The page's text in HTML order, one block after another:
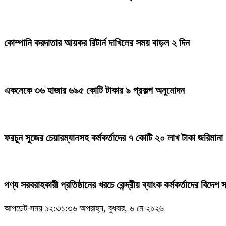
কোম্পানি করদাতার আয়কর রিটার্ন দাখিলের সময় বাড়ল ২ দিন
একনেকে ৩৬ হাজার ৬৯৫ কোটি টাকার ৯ প্রকল্প অনুমোদন
ফরচুন সুজের চেয়ারম্যানসহ কর্মকর্তাদের ৭ কোটি ২০ লাখ টাকা জরিমানা
পণ্য সরবরাহকারী প্রতিষ্ঠানের খরচে কেন্দ্রীয় ব্যাংক কর্মকর্তাদের বিদেশ
আপডেট সময় ১২:৩১:৩৬ অপরাহ্ন, বুধবার, ৬ মে ২০২৬